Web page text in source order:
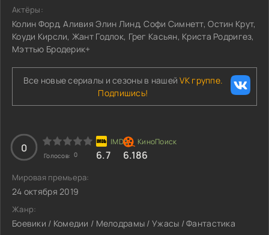
Актёры:
Колин Форд, Аливия Элин Линд, Софи Симнетт, Остин Крут,
Коуди Кирсли, Жант Годлок, Грег Касьян, Криста Родригез,
Мэттью Бродерик+
Все новые сериалы и сезоны в нашейVK группе.
Подпишись!
0
Голосов: 0 6.7 6.186
Мировая премьера:
24 октября 2019
Жанр:
Боевики / Комедии / Мелодрамы / Ужасы / Фантастика